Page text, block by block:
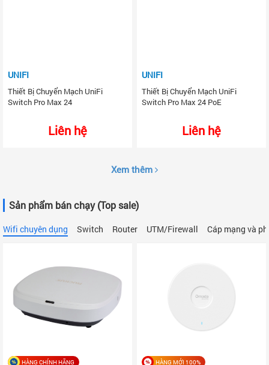
UNIFI
Thiết Bị Chuyển Mạch UniFi
Switch Pro Max 24
Liên hệ
UNIFI
Thiết Bị Chuyển Mạch UniFi
Switch Pro Max 24 PoE
Liên hệ
Xem thêm
Sản phẩm bán chạy (Top sale)
Wifi chuyên dụng Switch Router UTM/Firewall Cáp mạng và
HÀNG CHÍNH HÃNG HÀNG MỚI 100%